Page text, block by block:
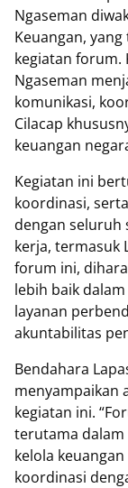
Ngaseman
Keuangan,
kegiatan forum.
Ngaseman
komunikasi,
Cilacap
keuangan
Kegiatan ini
koordinasi,
dengan seluruh
kerja, termasuk
forum ini,
lebih baik
layanan
akuntabilitas
Bendahara
menyampaikan
kegiatan ini.
terutama
kelola
koordinasi